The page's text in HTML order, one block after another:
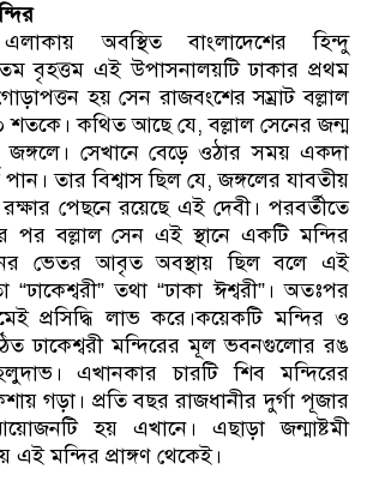
অবস্থিত বাংলাদেশের হিন্দু
বৃহত্তম এই উপাসনালয়টি ঢাকার প্রথম
হয় সেন রাজবংশের সম্রাট বল্লাল
শতকে। কথিত আছে যে, বল্লাল সেনের জন্ম
সেখানে বেড়ে ওঠার সময় একদা
পান। তার বিশ্বাস ছিল যে, জঙ্গলের যাবতীয়
পেছনে রয়েছে এই দেবী। পরবর্তীতে
পর বল্লাল সেন এই স্থানে একটি মন্দির
ভেতর আবৃত অবস্থায় ছিল বলে এই
তথা “ঢাকা ঈশ্বরী”। অতঃপর
প্রসিদ্ধি লাভ করে।কয়েকটি মন্দির ও
ঢাকেশ্বরী মন্দিরের মূল ভবনগুলোর রঙ
এখানকার চারটি শিব মন্দিরের
গড়া। প্রতি বছর রাজধানীর দুর্গা পূজার
হয় এখানে। এছাড়া জন্মাষ্টমী
মন্দির প্রাঙ্গণ থেকেই।